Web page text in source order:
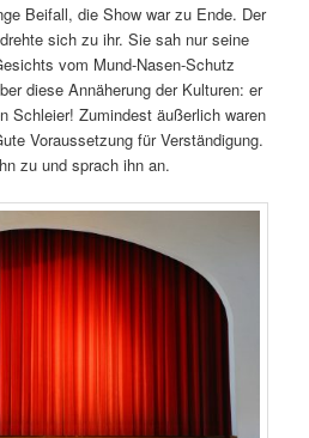
Beifall, die Show war zu Ende. Der
sich zu ihr. Sie sah nur seine
vom Mund-Nasen-Schutz
diese Annäherung der Kulturen: er
Schleier! Zumindest äußerlich waren
Voraussetzung für Verständigung.
zu und sprach ihn an.